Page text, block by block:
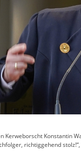
Konstantin
richtiggehend